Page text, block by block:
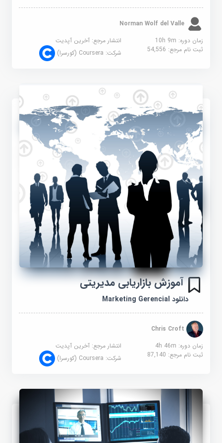
Norman Wolf del Valle
زمان دوره: 10h 9m
انتشار مرجع:آخرین آپدیت
ثبت نام مرجع:54,556 شرکت:Coursera (کورسرا)
آموزش بازاریابی مدیریتی
دانلود Marketing Gerencial
Chris Croft
زمان دوره: 4h 46m
انتشار مرجع:آخرین آپدیت
ثبت نام مرجع:87,140 شرکت:Coursera (کورسرا)